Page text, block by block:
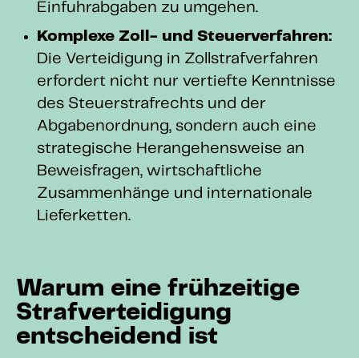
Einfuhrabgaben zu umgehen.
Komplexe Zoll- und Steuerverfahren:
Die Verteidigung in Zollstrafverfahren
erfordert nicht nur vertiefte Kenntnisse
des Steuerstrafrechts und der
Abgabenordnung, sondern auch eine
strategische Herangehensweise an
Beweisfragen, wirtschaftliche
Zusammenhänge und internationale
Lieferketten.
Warum eine frühzeitige
Strafverteidigung
entscheidend ist